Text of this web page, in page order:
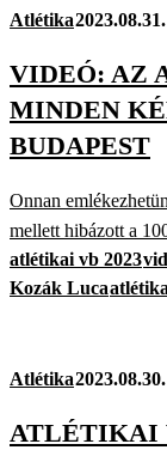
Atlétika
VIDEÓ: AZ
MINDEN
BUDAPEST
Onnan
mellett hibázott a
atlétikai vb 2023
Kozák Lucaatlétika
Atlétika
ATLÉTIKAI